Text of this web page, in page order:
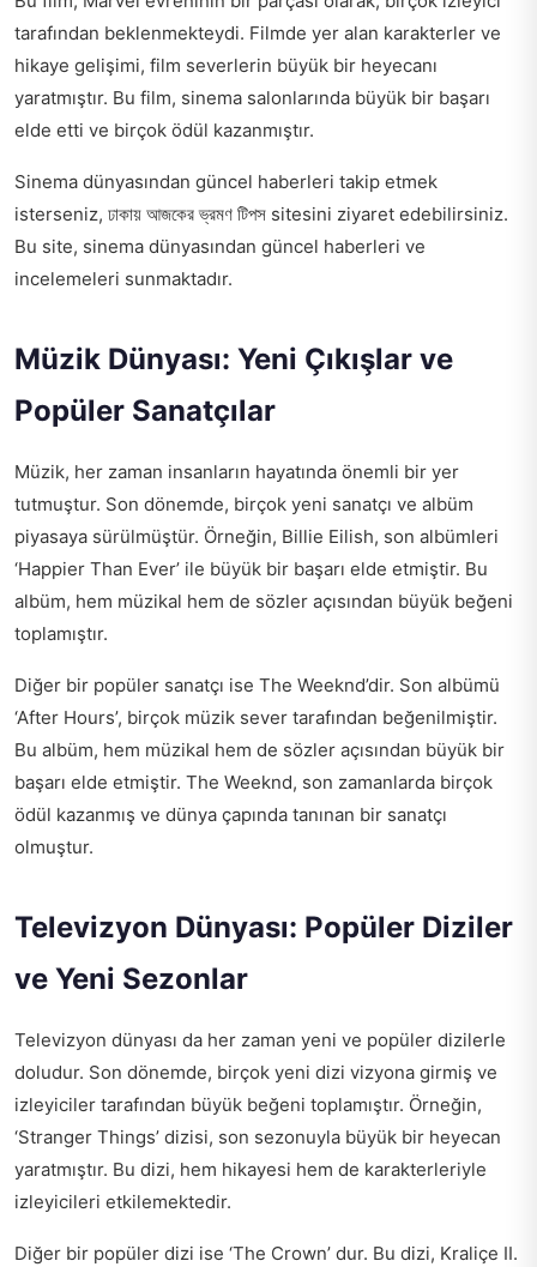
tarafından beklenmekteydi. Filmde yer alan karakterler ve
hikaye gelişimi, film severlerin büyük bir heyecanı
yaratmıştır. Bu film, sinema salonlarında büyük bir başarı
elde etti ve birçok ödül kazanmıştır.
Sinema dünyasından güncel haberleri takip etmek
isterseniz, ঢাকায় আজকের ভ্রমণ টিপস sitesini ziyaret edebilirsiniz.
Bu site, sinema dünyasından güncel haberleri ve
incelemeleri sunmaktadır.
Müzik Dünyası: Yeni Çıkışlar ve
Popüler Sanatçılar
Müzik, her zaman insanların hayatında önemli bir yer
tutmuştur. Son dönemde, birçok yeni sanatçı ve albüm
piyasaya sürülmüştür. Örneğin, Billie Eilish, son albümleri
‘Happier Than Ever’ ile büyük bir başarı elde etmiştir. Bu
albüm, hem müzikal hem de sözler açısından büyük beğeni
toplamıştır.
Diğer bir popüler sanatçı ise The Weeknd’dir. Son albümü
‘After Hours’, birçok müzik sever tarafından beğenilmiştir.
Bu albüm, hem müzikal hem de sözler açısından büyük bir
başarı elde etmiştir. The Weeknd, son zamanlarda birçok
ödül kazanmış ve dünya çapında tanınan bir sanatçı
olmuştur.
Televizyon Dünyası: Popüler Diziler
ve Yeni Sezonlar
Televizyon dünyası da her zaman yeni ve popüler dizilerle
doludur. Son dönemde, birçok yeni dizi vizyona girmiş ve
izleyiciler tarafından büyük beğeni toplamıştır. Örneğin,
‘Stranger Things’ dizisi, son sezonuyla büyük bir heyecan
yaratmıştır. Bu dizi, hem hikayesi hem de karakterleriyle
izleyicileri etkilemektedir.
Diğer bir popüler dizi ise ‘The Crown’ dur. Bu dizi, Kraliçe II.